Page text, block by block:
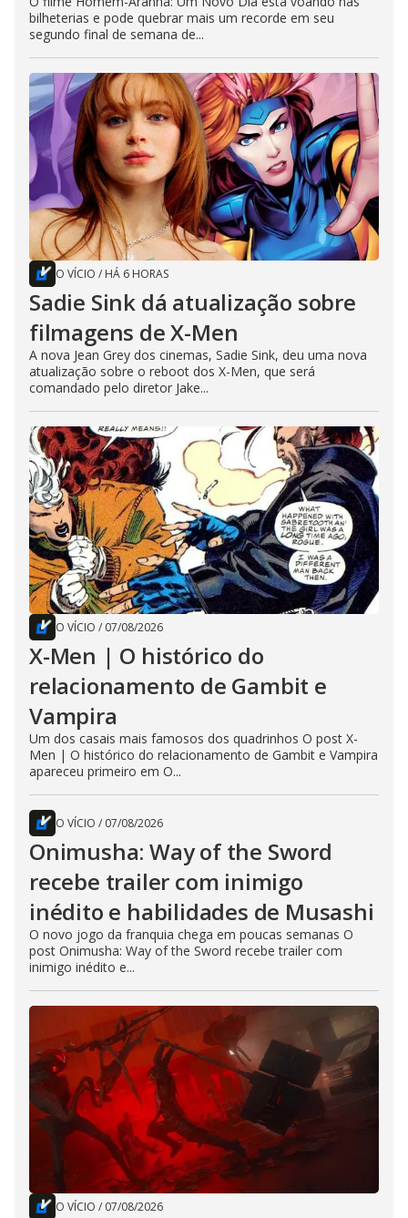
bilheterias e pode quebrar mais um recorde em seu
segundo final de semana de...
O VÍCIO / HÁ 6 HORAS
Sadie Sink dá atualização sobre
filmagens de X-Men
A nova Jean Grey dos cinemas, Sadie Sink, deu uma nova
atualização sobre o reboot dos X-Men, que será
comandado pelo diretor Jake...
O VÍCIO / 07/08/2026
X-Men | O histórico do
relacionamento de Gambit e
Vampira
Um dos casais mais famosos dos quadrinhos O post X-
Men | O histórico do relacionamento de Gambit e Vampira
apareceu primeiro em O...
O VÍCIO / 07/08/2026
Onimusha: Way of the Sword
recebe trailer com inimigo
inédito e habilidades de Musashi
O novo jogo da franquia chega em poucas semanas O
post Onimusha: Way of the Sword recebe trailer com
inimigo inédito e...
O VÍCIO / 07/08/2026